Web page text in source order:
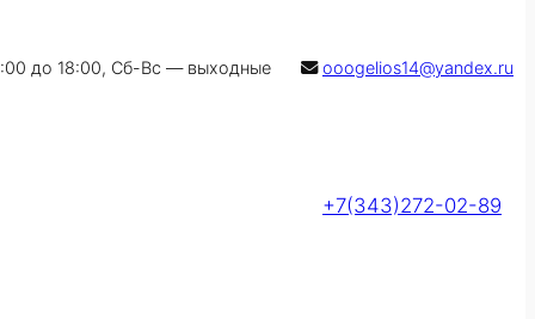
до 18:00, Сб-Вс — выходные ooogelios14@yandex.ru
+7(343)272-02-89